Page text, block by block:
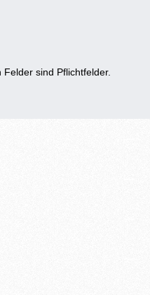
sind Pflichtfelder.